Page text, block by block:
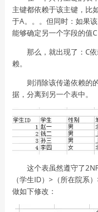
主键都依赖于该主键，比
于A。。。但同时：如果
能够确定另一个字段的值
那么，就出现了：C
赖。
则消除该传递依赖的
据，分离到另一个表中。
这个表虽然遵守了
（学生ID）>（所在院系
做如下修改：